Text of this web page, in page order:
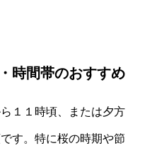
時間帯のおすすめ
１１時頃、または夕方
す。特に桜の時期や節